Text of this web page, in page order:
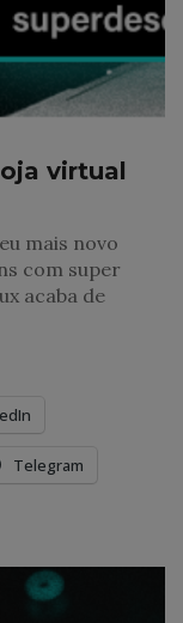
virtual
mais novo
com super
acaba de
Telegram